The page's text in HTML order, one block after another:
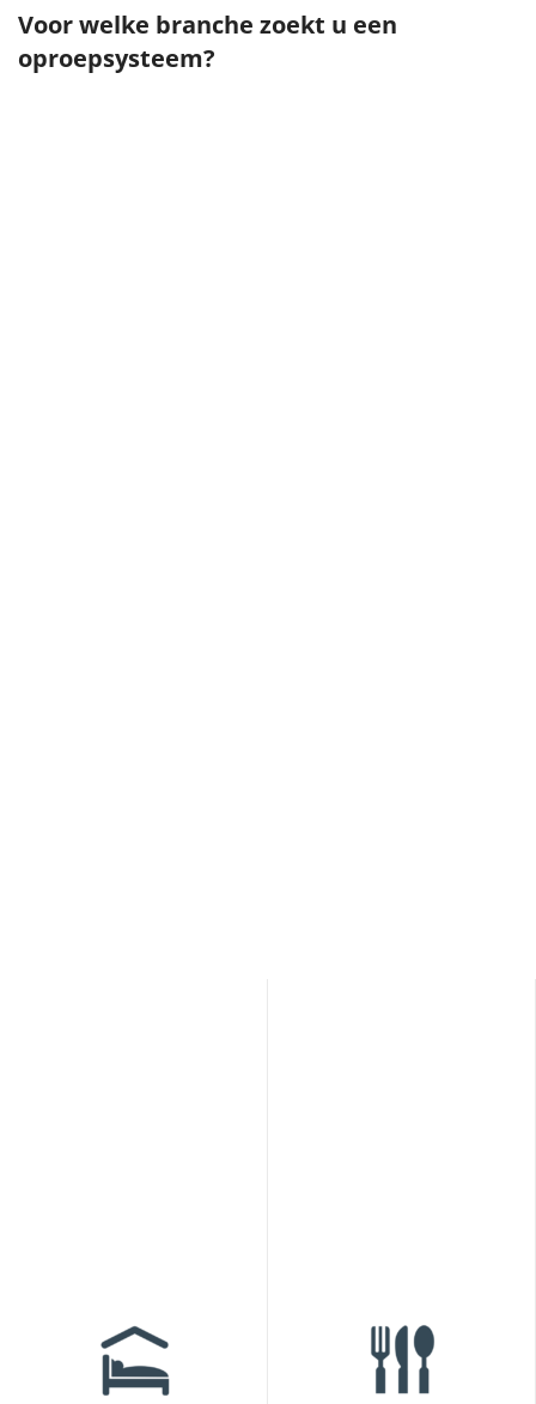
Voor welke branche zoekt u een
oproepsysteem?